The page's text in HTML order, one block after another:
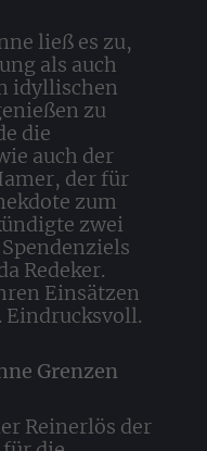
ließ es zu,
als auch
idyllischen
zu
die
auch der
der für
zum
zwei
Redeker.
Einsätzen
Eindrucksvoll.
Grenzen
Reinerlös der